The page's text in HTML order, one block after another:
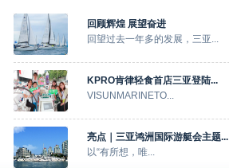
回顾辉煌 展望奋进
回望过去一年多的发展，三亚...
KPRO肯律轻食首店三亚登陆...
VISUNMARINETO...
亮点｜三亚鸿洲国际游艇会主题...
以“有所想，唯...